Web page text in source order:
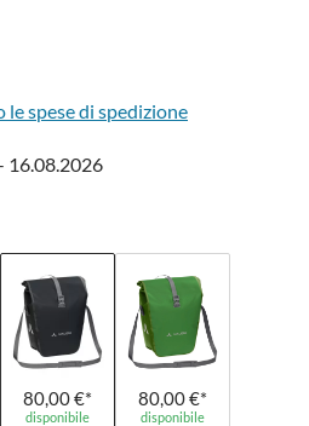
le spese di spedizione
16.08.2026
80,00 €*
disponibile
80,00 €*
disponibile